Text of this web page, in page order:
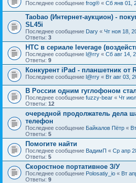
Последнее сообщение frog® « Сб янв 01,
Taobao (Интернет-аукцион) -
SL45i
Последнее сообщение Dary « Чт ноя 18,
Ответы: 3
HTC в сериале leverage
Последнее сообщение l@rry « Сб авг 14,
Ответы: 9
Конкурент iPad - планшетник от
Последнее сообщение l@rry « Вт авг 03,
В России одним гуглофоном
Последнее сообщение fuzzy-bear « Чт
Ответы: 12
очередной продолжатель дела
телефон
Последнее сообщение Байкалов Пётр «
Ответы: 5
Помогите найти
Последнее сообщение ВадимП « Ср апр
Ответы: 5
Скоростное портативное З/У
Последнее сообщение Polosatiy_io « Вт
Ответы: 9